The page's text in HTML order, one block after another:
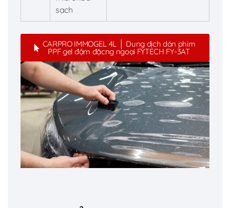
sạch
CARPRO IMMOGEL 4L │ Dung dịch dán phim
PPF gel đậm đặcng ngoại FYTECH FY-3AT